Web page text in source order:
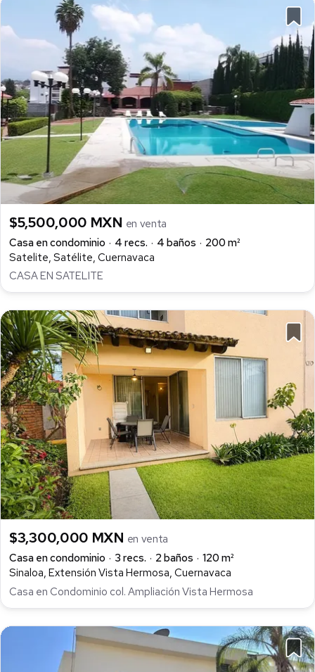
$5,500,000 MXN en venta
Casa en condominio
4 recs. 4 baños
200 m²
Satelite, Satélite, Cuernavaca
CASA EN SATELITE
$3,300,000 MXN en venta
Casa en condominio
3 recs. 2 baños
120 m²
Sinaloa, Extensión Vista Hermosa, Cuernavaca
Casa en Condominio col. Ampliación Vista Hermosa